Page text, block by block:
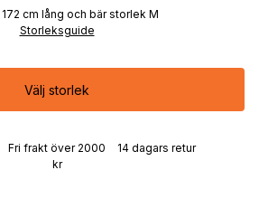
172 cm lång och bär storlek M
Storleksguide
Välj storlek
Fri frakt över 2000
kr
14 dagars retur